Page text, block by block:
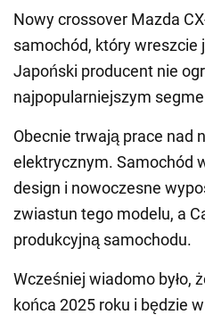
Nowy crossover Mazda
samochód, który
Japoński producent nie
najpopularniejszym
Obecnie trwają prace nad
elektrycznym. Samochód
design i nowoczesne
zwiastun tego modelu, a
produkcyjną samochodu.
Wcześniej wiadomo było,
końca 2025 roku i będzie